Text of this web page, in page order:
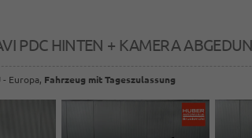
PDC HINTEN + KAMERA
- Europa, Fahrzeug mit Tageszulassung